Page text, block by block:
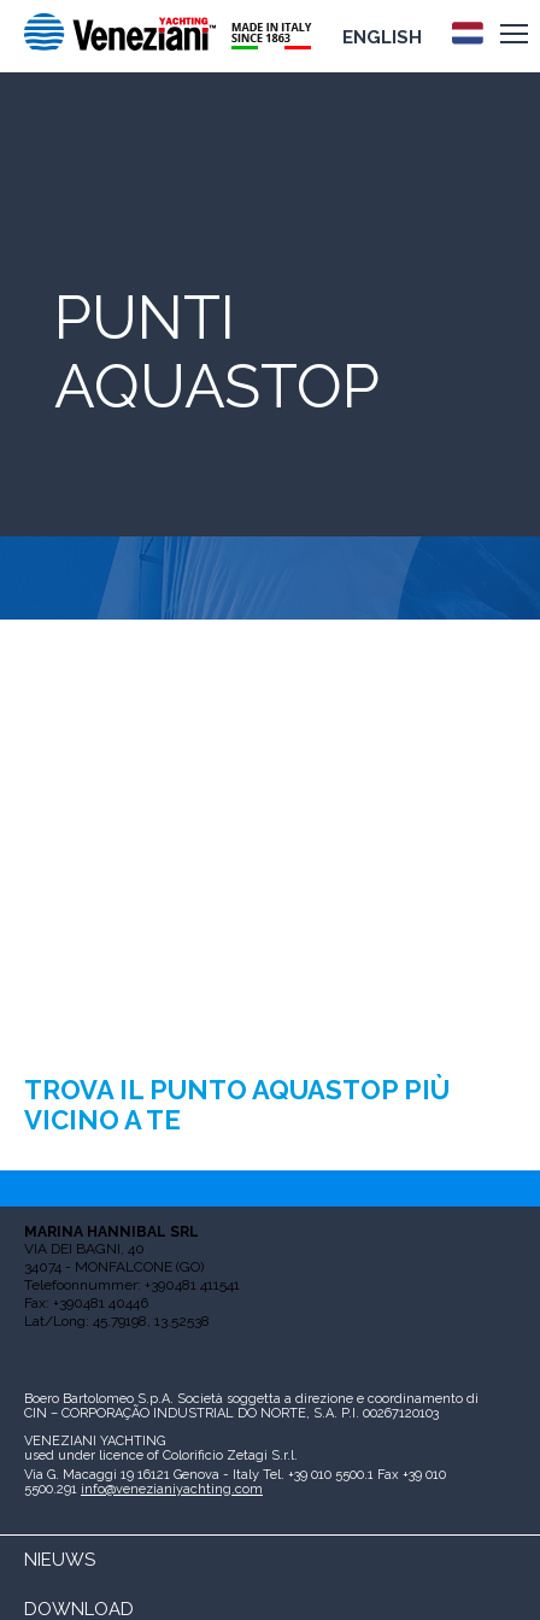
ENGLISH
PUNTI
AQUASTOP
TROVA IL PUNTO AQUASTOP PIÙ
VICINO A TE
MARINA HANNIBAL SRL
VIA DEI BAGNI, 40
34074 - MONFALCONE (GO)
Telefoonnummer: +390481 411541
Fax: +390481 40446
Lat/Long: 45.79198, 13.52538
Boero Bartolomeo S.p.A. Società soggetta a direzione e coordinamento di
CIN – CORPORAÇÃO INDUSTRIAL DO NORTE, S.A. P.I. 00267120103
VENEZIANI YACHTING
used under licence of Colorificio Zetagi S.r.l.
Via G. Macaggi 19 16121 Genova - Italy Tel. +39 010 5500.1 Fax +39 010
5500.291 info@venezianiyachting.com
NIEUWS
DOWNLOAD